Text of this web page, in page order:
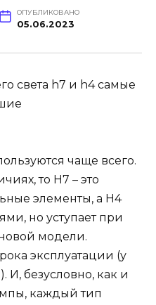
ОПУБЛИКОВАНО
05.06.2023
чаще всего.
то H7 – это
элементы, а H4
но уступает при
модели.
эксплуатации (у
И, безусловно, как и
каждый тип